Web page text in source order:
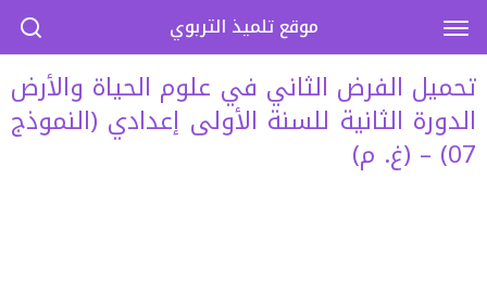
تحميل الفرض الثاني في علوم الحياة والأرض
الدورة الثانية للسنة الأولى إعدادي (النموذج
07) – (غ. م)
موقع تلميذ التربوي